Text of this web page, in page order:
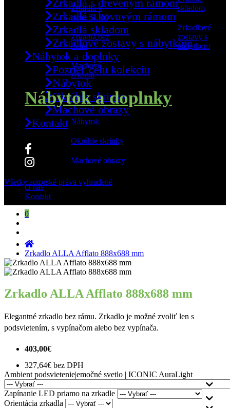
Zrkadlá v
ráme SLIM
Zrkadlá bez
rámu
Machové
zrkadlá
skladom
Zrkadlové
zostavy s
nábytkom
Nábytok a doplnky
Nábytok
Okrúhle skrinky
Machové obrazy
O nás
Kontakt
0
Zrkadlá s dreveným rámom
Zrkadlá s kovovým rámom
Zrkadlá skladom
Zrkadlové zostavy s nábytkom
Nábytok a doplnky
Pozrieť celú kolekciu
Nábytok
Okrúhle skrinky
Machové obrazy
Kontakt
Všetky autorské práva vyhradené
Miroslav Kováčik - ICONIC
Zrkadlo ALLA Afflato 888x688 mm
Zrkadlo ALLA Afflato 888x688 mm
Zrkadlo ALLA Afflato 888x688 mm
Elegantné zrkadlo bez rámu. Zrkadlo je možné zvoliť len s
podsvietením, s vypínačom alebo bez vypínača.
403,00€
327,64€ bez DPH
Ambient podsvietenie|emočné svetlo | ICONIC AuraLight
Zapínanie LED priamo na zrkadle
Orientácia zrkadla